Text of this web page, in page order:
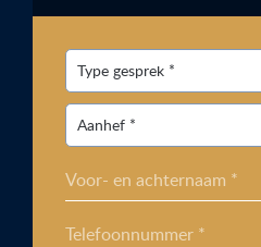
Voor- en achternaam *
Telefoonnummer *